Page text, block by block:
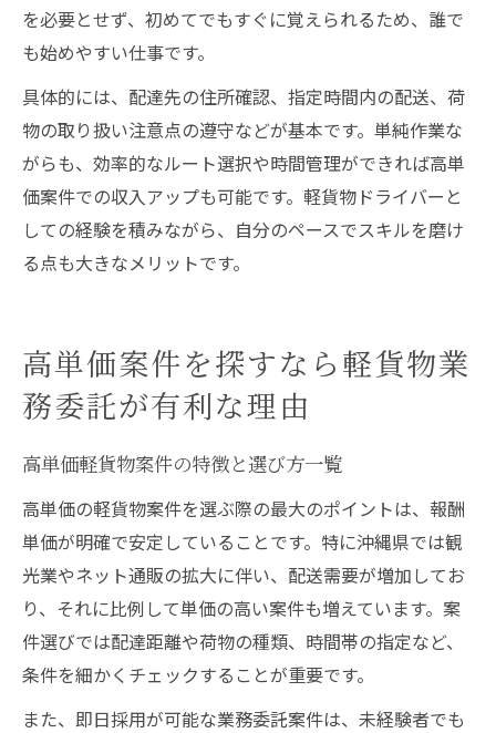
を必要とせず、初めてでもすぐに覚えられるため、誰で
も始めやすい仕事です。
具体的には、配達先の住所確認、指定時間内の配送、荷
物の取り扱い注意点の遵守などが基本です。単純作業な
がらも、効率的なルート選択や時間管理ができれば高単
価案件での収入アップも可能です。軽貨物ドライバーと
しての経験を積みながら、自分のペースでスキルを磨け
る点も大きなメリットです。
高単価案件を探すなら軽貨物業
務委託が有利な理由
高単価軽貨物案件の特徴と選び方一覧
高単価の軽貨物案件を選ぶ際の最大のポイントは、報酬
単価が明確で安定していることです。特に沖縄県では観
光業やネット通販の拡大に伴い、配送需要が増加してお
り、それに比例して単価の高い案件も増えています。案
件選びでは配達距離や荷物の種類、時間帯の指定など、
条件を細かくチェックすることが重要です。
また、即日採用が可能な業務委託案件は、未経験者でも